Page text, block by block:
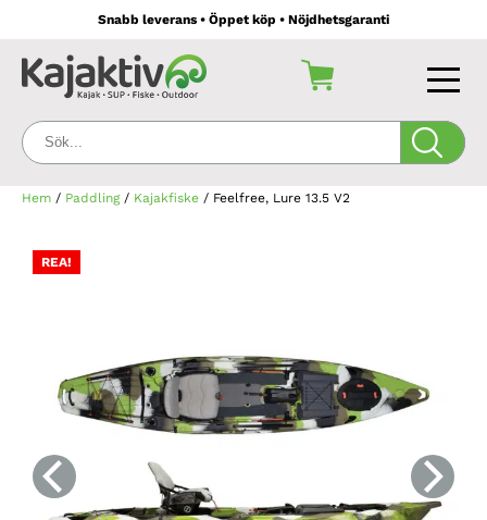
Snabb leverans • Öppet köp • Nöjdhetsgaranti
Sök:
Hem / Paddling/ Kajakfiske / Feelfree, Lure 13.5 V2
REA!